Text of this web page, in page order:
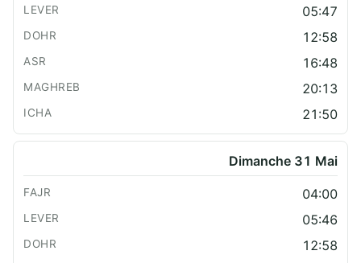
05:47
12:58
16:48
20:13
21:50
Dimanche 31 Mai
04:00
05:46
12:58